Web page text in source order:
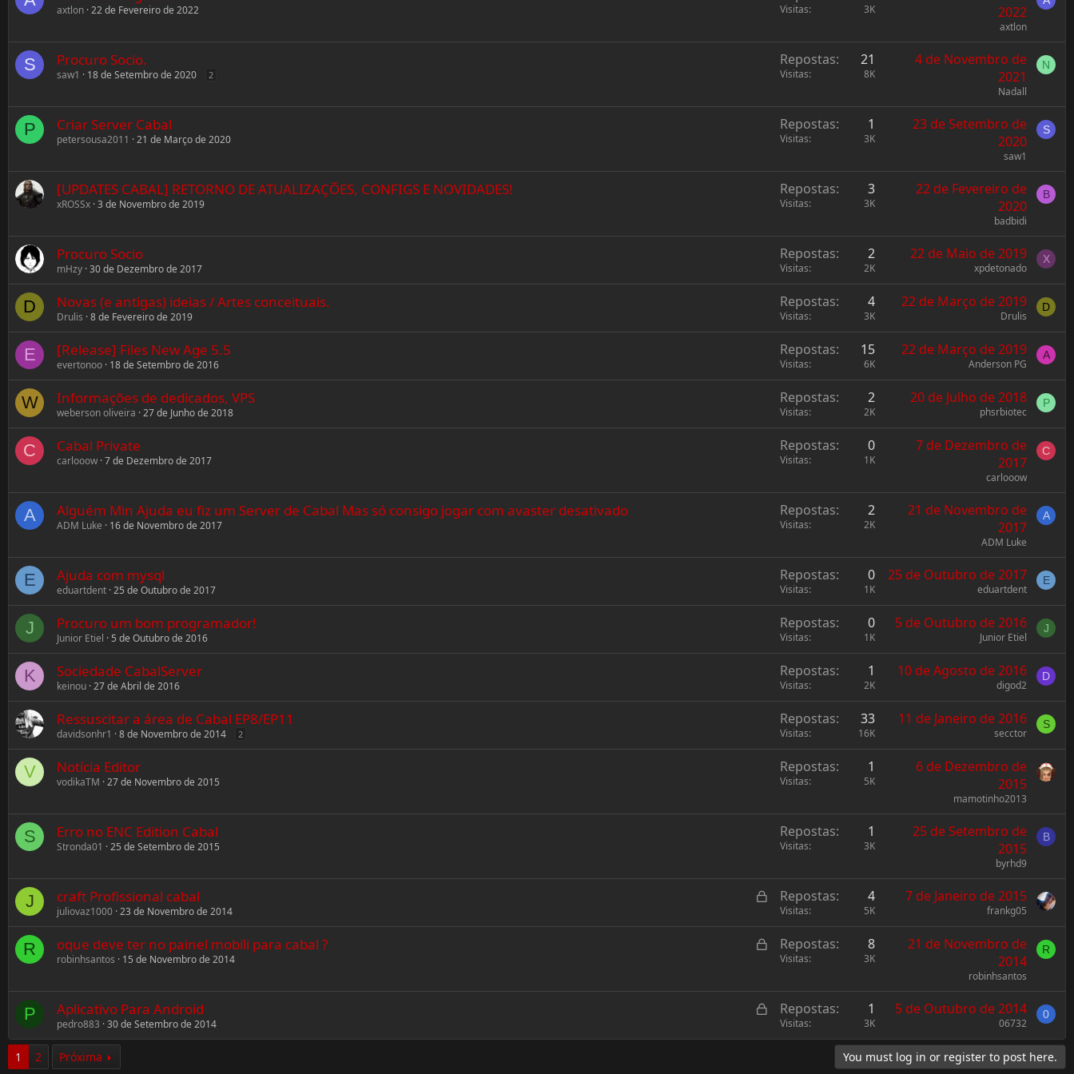
axtlon 22 de Fevereiro de 2022 Visitas 3K
2022
axtlon
S Procuro Socio.
saw1 18 de Setembro de 2020 2
Repostas 21
Visitas 8K
4 de Novembro de
2021
Nadall
N
P Criar Server Cabal
petersousa2011 21 de Março de 2020
Repostas 1
Visitas 3K
23 de Setembro de
2020
saw1
S
[UPDATES CABAL] RETORNO DE ATUALIZAÇÕES, CONFIGS E NOVIDADES!
xROSSx 3 de Novembro de 2019
Repostas 3
Visitas 3K
22 de Fevereiro de
2020
badbidi
B
Procuro Socio
mHzy 30 de Dezembro de 2017
Repostas 2
Visitas 2K
22 de Maio de 2019
xpdetonado
X
D Novas (e antigas) ideias / Artes conceituais.
Drulis 8 de Fevereiro de 2019
Repostas 4
Visitas 3K
22 de Março de 2019
Drulis
D
E [Release] Files New Age 5.5
evertonoo 18 de Setembro de 2016
Repostas 15
Visitas 6K
22 de Março de 2019
Anderson PG
A
W Informações de dedicados, VPS
weberson oliveira 27 de Junho de 2018
Repostas 2
Visitas 2K
20 de Julho de 2018
phsrbiotec
P
C Cabal Private
carlooow 7 de Dezembro de 2017
Repostas 0
Visitas 1K
7 de Dezembro de
2017
carlooow
C
A Alguém Min Ajuda eu fiz um Server de Cabal Mas só consigo jogar com avaster desativado
ADM Luke 16 de Novembro de 2017
Repostas 2
Visitas 2K
21 de Novembro de
2017
ADM Luke
A
E Ajuda com mysql
eduartdent 25 de Outubro de 2017
Repostas 0
Visitas 1K
25 de Outubro de 2017
eduartdent
E
J Procuro um bom programador!
Junior Etiel 5 de Outubro de 2016
Repostas 0
Visitas 1K
5 de Outubro de 2016
Junior Etiel
J
K Sociedade CabalServer
keinou 27 de Abril de 2016
Repostas 1
Visitas 2K
10 de Agosto de 2016
digod2
D
Ressuscitar a área de Cabal EP8/EP11
davidsonhr1 8 de Novembro de 2014 2
Repostas 33
Visitas 16K
11 de Janeiro de 2016
secctor
S
V Notícia Editor
vodikaTM 27 de Novembro de 2015
Repostas 1
Visitas 5K
6 de Dezembro de
2015
mamotinho2013
S Erro no ENC Edition Cabal
Stronda01 25 de Setembro de 2015
Repostas 1
Visitas 3K
25 de Setembro de
2015
byrhd9
B
J
L
c
k
craft Profissional cabal
juliovaz1000 23 de Novembro de 2014
Repostas 4
Visitas 5K
7 de Janeiro de 2015
frankg05
R
L
k
e
oque deve ter no painel mobili para cabal ?
robinhsantos 15 de Novembro de 2014
Repostas 8
Visitas 3K
21 de Novembro de
2014
robinhsantos
R
P
L
c
Aplicativo Para Android
pedro883 30 de Setembro de 2014
Repostas 1
Visitas 3K
5 de Outubro de 2014
06732
0
1 2 Próxima You must log in or register to post here.